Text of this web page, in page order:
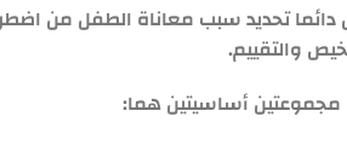
دائما تحديد سبب معاناة الطفل من
والتقييم.
مجموعتين أساسيتين هما: